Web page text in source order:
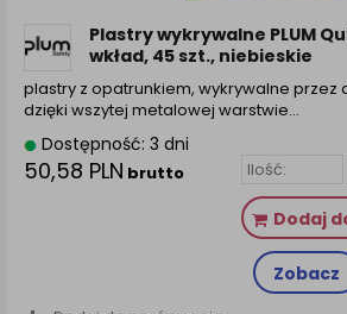
Plastry wykrywalne PLUM
wkład, 45 szt., niebieskie
plastry z opatrunkiem, wykrywalne przez
dzięki wszytej metalowej warstwie…
Dostępność: 3 dni
50,58 PLN brutto
Dodaj
Zobacz